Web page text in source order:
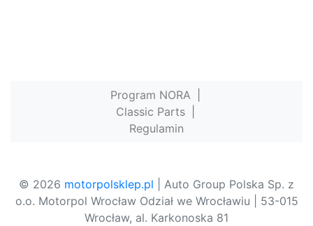
Program NORA
Classic Parts
Regulamin
© 2026 motorpolsklep.pl | Auto Group Polska Sp. z
o.o. Motorpol Wrocław Odział we Wrocławiu | 53-015
Wrocław, al. Karkonoska 81